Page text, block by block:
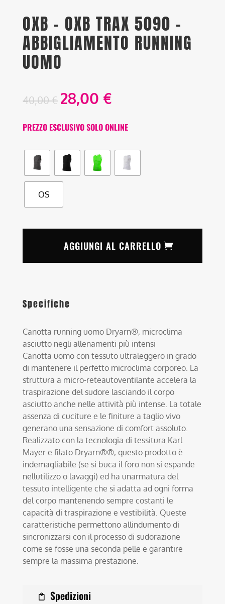
OXB – OXB TRAX 5090 –
ABBIGLIAMENTO RUNNING
UOMO
40,00€ 28,00 €
PREZZO ESCLUSIVO SOLO ONLINE
OS
AGGIUNGI AL CARRELLO
Specifiche
Canotta running uomo Dryarn®, microclima
asciutto negli allenamenti più intensi
Canotta uomo con tessuto ultraleggero in grado
di mantenere il perfetto microclima corporeo. La
struttura a micro-reteautoventilante accelera la
traspirazione del sudore lasciando il corpo
asciutto anche nelle attività più intense. La totale
assenza di cuciture e le finiture a taglio vivo
generano una sensazione di comfort assoluto.
Realizzato con la tecnologia di tessitura Karl
Mayer e filato Dryarn®®, questo prodotto è
indemagliabile (se si buca il foro non si espande
nellutilizzo o lavaggi) ed ha unarmatura del
tessuto intelligente che si adatta ad ogni forma
del corpo mantenendo sempre costanti le
capacità di traspirazione e vestibilità. Queste
caratteristiche permettono allindumento di
sincronizzarsi con il processo di sudorazione
come se fosse una seconda pelle e garantire
sempre la massima prestazione.
Spedizioni